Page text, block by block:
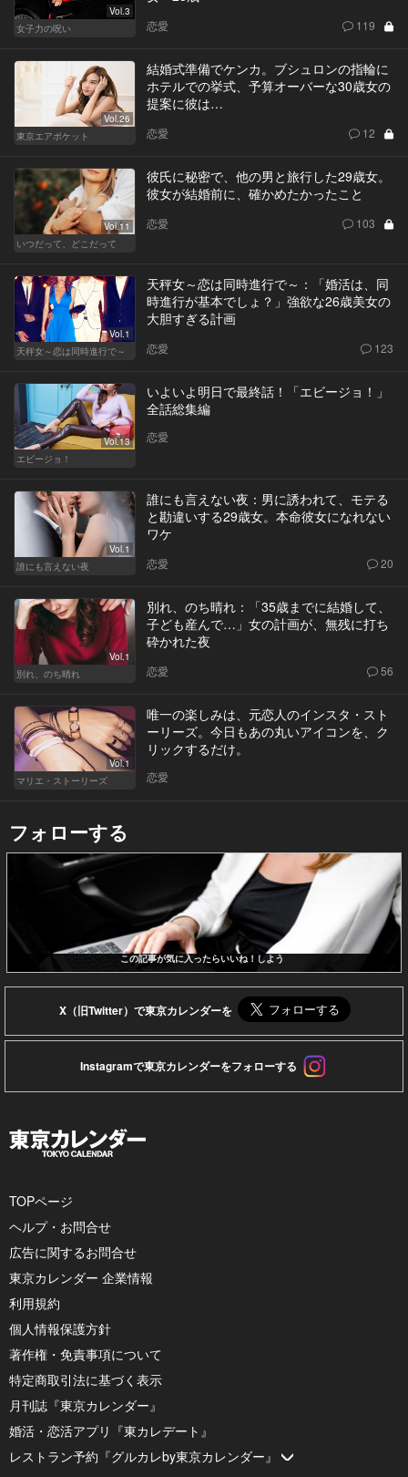
Vol.3
女子力の呪い
恋愛 119
Vol.26
東京エアポケット
結婚式準備でケンカ。ブシュロンの指輪に
ホテルでの挙式、予算オーバーな30歳女の
提案に彼は…
恋愛 12
Vol.11
いつだって、どこだって
彼氏に秘密で、他の男と旅行した29歳女。
彼女が結婚前に、確かめたかったこと
恋愛 103
Vol.1
天秤女～恋は同時進行で～
天秤女～恋は同時進行で～：「婚活は、同
時進行が基本でしょ？」強欲な26歳美女の
大胆すぎる計画
恋愛 123
Vol.13
エビージョ！
いよいよ明日で最終話！「エビージョ！」
全話総集編
恋愛
Vol.1
誰にも言えない夜
誰にも言えない夜：男に誘われて、モテる
と勘違いする29歳女。本命彼女になれない
ワケ
恋愛 20
Vol.1
別れ、のち晴れ
別れ、のち晴れ：「35歳までに結婚して、
子ども産んで…」女の計画が、無残に打ち
砕かれた夜
恋愛 56
Vol.1
マリエ・ストーリーズ
唯一の楽しみは、元恋人のインスタ・スト
ーリーズ。今日もあの丸いアイコンを、ク
リックするだけ。
恋愛
フォローする
この記事が気に入ったらいいね！しよう
X（旧Twitter）で東京カレンダーを
Instagramで東京カレンダーをフォローする
TOPページ
ヘルプ・お問合せ
広告に関するお問合せ
東京カレンダー 企業情報
利用規約
個人情報保護方針
著作権・免責事項について
特定商取引法に基づく表示
月刊誌『東京カレンダー』
婚活・恋活アプリ『東カレデート』
レストラン予約『グルカレby東京カレンダー』